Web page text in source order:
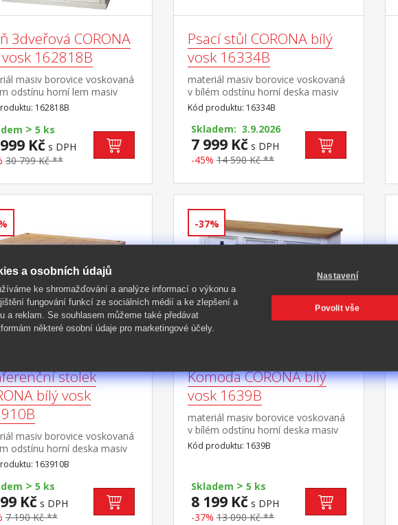
3dveřová CORONA
162818B
masiv borovice voskovaná
odstínu horní lem masiv
voskovaná v medovém
prostor dělený v poměru
část šatní tyč a police, užší
police ve spodní části 1 velká
zásuvka, kovové ozdobné
doporučený nástavec
162818B
> 5 ks
Kč s DPH
30 799 Kč **
Psací stůl CORONA bílý
vosk 16334B
materiál masiv borovice voskovaná
v bílém odstínu horní deska masiv
borovice voskovaná v medovém
odstínu 5 malých zásuvek, 1 dvířka,
kovové ozdobné úchytky součást
sestavy Corona bílá
Kód produktu: 16334B
Skladem: 3.9.2026
7 999 Kč s DPH
-45% 14 590 Kč **
stolek
bílý vosk
masiv borovice voskovaná
odstínu horní deska masiv
voskovaná v medovém
1 zásuvka, kovové ozdobné
součást sestavy Corona bílá
163910B
> 5 ks
Kč s DPH
7 190 Kč **
-37%
Komoda CORONA bílý
vosk 1639B
materiál masiv borovice voskovaná
v bílém odstínu horní deska masiv
borovice voskovaná v medovém
odstínu 3 malé zásuvky, 3 dvířka, 1
úchytky rozměr zásuvky (š/h/v) 31 ×
31,5 × 12 cm součást sestavy
Corona bílá
Kód produktu: 1639B
Skladem > 5 ks
8 199 Kč s DPH
-37% 13 090 Kč **
a osobních údajů
ke shromažďování a analýze informací o výkonu a
fungování funkcí ze sociálních médií a ke zlepšení a
a reklam. Se souhlasem můžeme také předávat
některé osobní údaje pro marketingové účely.
Nastavení
Povolit vše